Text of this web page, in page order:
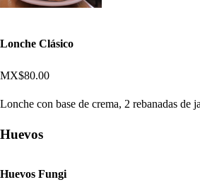
Lonche Clásico
MX$80.00
Lonche con base de crema, 2 rebanadas de
Huevos
Huevos Fungi